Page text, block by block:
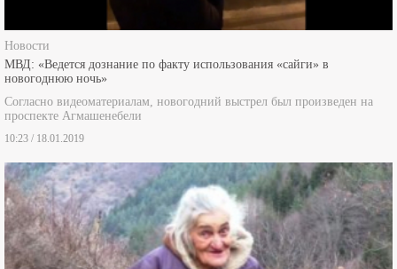
Новости
МВД: «Ведется дознание по факту использования «сайги» в
новогоднюю ночь»
Согласно видеоматериалам, новогодний выстрел был произведен на
проспекте Агмашенебели
10:23 / 18.01.2019